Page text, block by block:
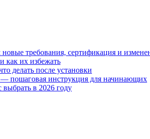
требования, сертификация и
как их избежать
делать после установки
пошаговая инструкция для начинающих
в 2026 году